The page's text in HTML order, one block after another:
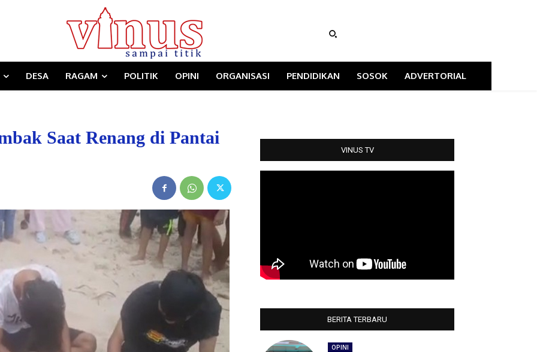
DESA RAGAM POLITIK OPINI ORGANISASI PENDIDIKAN SOSOK ADVERTORIAL
Saat Renang di Pantai
VINUS TV
BERITA TERBARU
OPINI